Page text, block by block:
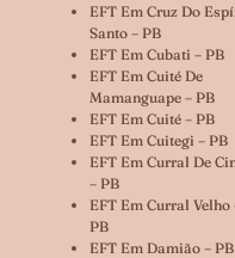
EFT Em Cruz Do
Santo – PB
EFT Em Cubati – PB
EFT Em Cuité De
Mamanguape – PB
EFT Em Cuité – PB
EFT Em Cuitegi – PB
EFT Em Curral De
– PB
EFT Em Curral Velho
PB
EFT Em Damião – PB